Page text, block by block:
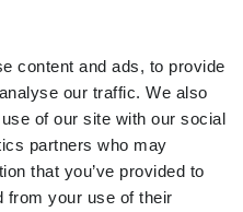
content and ads, to provide
our traffic. We also
of our site with our social
partners who may
that you’ve provided to
from your use of their